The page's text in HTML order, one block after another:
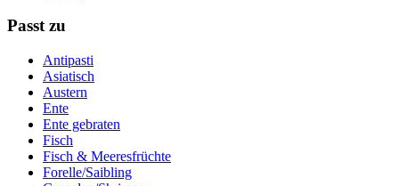
Passt zu
Antipasti
Asiatisch
Austern
Ente
Ente gebraten
Fisch
Fisch & Meeresfrüchte
Forelle/Saibling